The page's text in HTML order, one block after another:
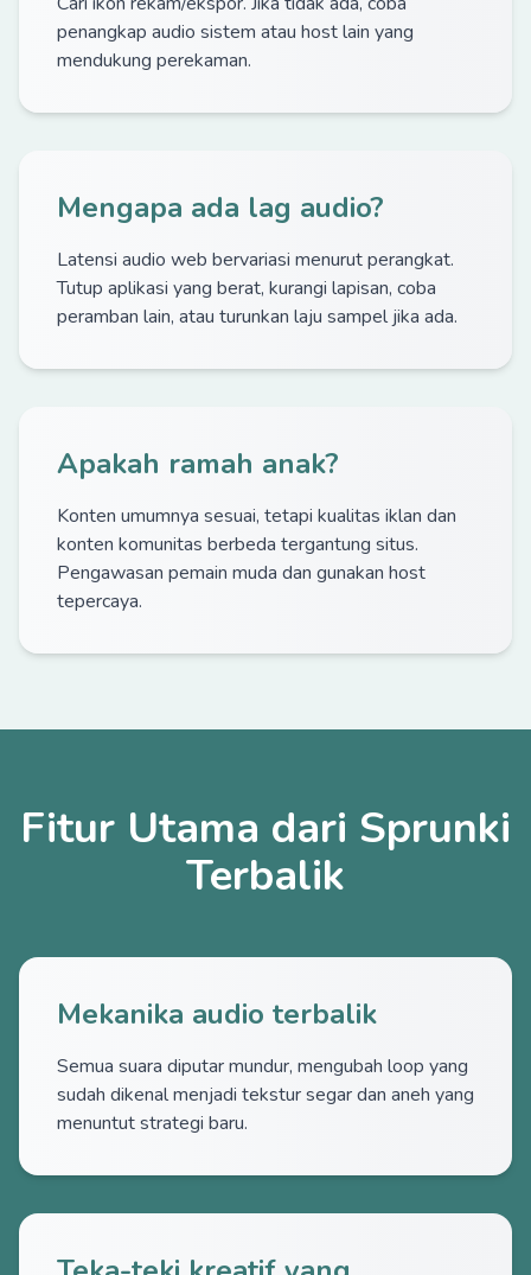
penangkap audio sistem atau host lain yang
mendukung perekaman.
Mengapa ada lag audio?
Latensi audio web bervariasi menurut perangkat.
Tutup aplikasi yang berat, kurangi lapisan, coba
peramban lain, atau turunkan laju sampel jika ada.
Apakah ramah anak?
Konten umumnya sesuai, tetapi kualitas iklan dan
konten komunitas berbeda tergantung situs.
Pengawasan pemain muda dan gunakan host
tepercaya.
Fitur Utama dari Sprunki
Terbalik
Mekanika audio terbalik
Semua suara diputar mundur, mengubah loop yang
sudah dikenal menjadi tekstur segar dan aneh yang
menuntut strategi baru.